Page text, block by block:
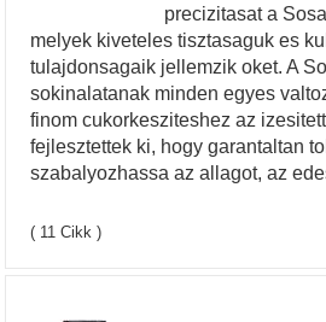
precizitasat a
melyek kiveteles tisztasaguk es
tulajdonsagaik jellemzik oket. A
sokinalatanak minden egyes
finom cukorkesziteshez az
fejlesztettek ki, hogy garantaltan
szabalyozhassa az allagot, az
( 11 Cikk )